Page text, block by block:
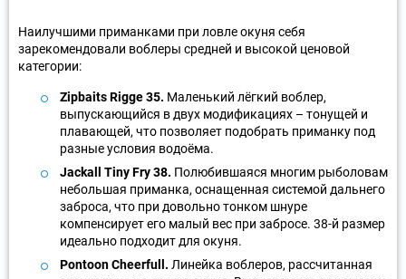
Наилучшими приманками при ловле окуня себя
зарекомендовали воблеры средней и высокой ценовой
категории:
Zipbaits Rigge 35. Маленький лёгкий воблер,
выпускающийся в двух модификациях – тонущей и
плавающей, что позволяет подобрать приманку под
разные условия водоёма.
Jackall Tiny Fry 38. Полюбившаяся многим рыболовам
небольшая приманка, оснащенная системой дальнего
заброса, что при довольно тонком шнуре
компенсирует его малый вес при забросе. 38-й размер
идеально подходит для окуня.
Pontoon Cheerfull. Линейка воблеров, рассчитанная